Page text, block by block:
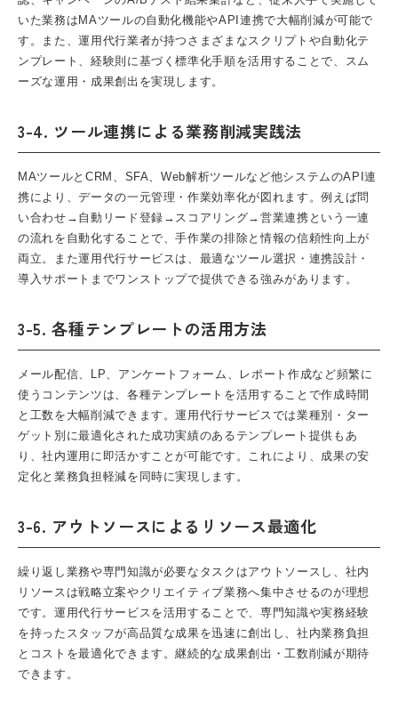
いた業務はMAツールの自動化機能やAPI連携で大幅削減が可能で
す。また、運用代行業者が持つさまざまなスクリプトや自動化テ
ンプレート、経験則に基づく標準化手順を活用することで、スム
ーズな運用・成果創出を実現します。
3-4. ツール連携による業務削減実践法
MAツールとCRM、SFA、Web解析ツールなど他システムのAPI連
携により、データの一元管理・作業効率化が図れます。例えば問
い合わせ→自動リード登録→スコアリング→営業連携という一連
の流れを自動化することで、手作業の排除と情報の信頼性向上が
両立。また運用代行サービスは、最適なツール選択・連携設計・
導入サポートまでワンストップで提供できる強みがあります。
3-5. 各種テンプレートの活用方法
メール配信、 LP、アンケートフォーム、レポート作成など頻繁に
使うコンテンツは、各種テンプレートを活用することで作成時間
と工数を大幅削減できます。運用代行サービスでは業種別・ター
ゲット別に最適化された成功実績のあるテンプレート提供もあ
り、社内運用に即活かすことが可能です。これにより、成果の安
定化と業務負担軽減を同時に実現します。
3-6. アウトソースによるリソース最適化
繰り返し業務や専門知識が必要なタスクはアウトソースし、社内
リソースは戦略立案やクリエイティブ業務へ集中させるのが理想
です。運用代行サービスを活用することで、専門知識や実務経験
を持ったスタッフが高品質な成果を迅速に創出し、社内業務負担
とコストを最適化できます。継続的な成果創出・工数削減が期待
できます。